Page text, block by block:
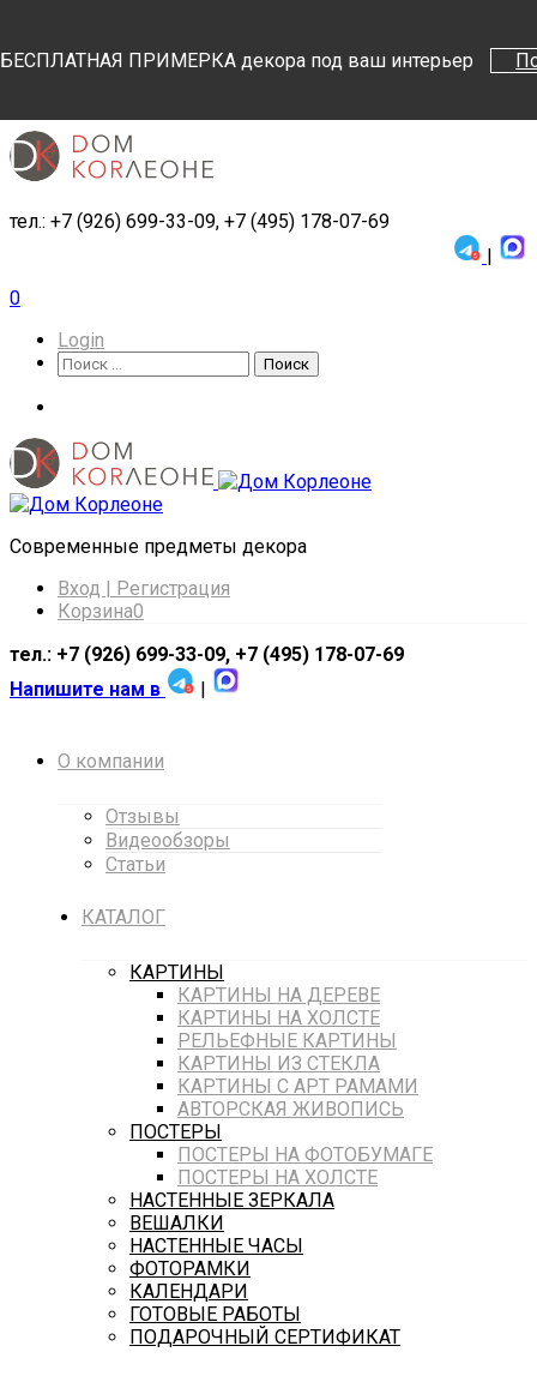
БЕСПЛАТНАЯ ПРИМЕРКА декора под ваш интерьер
тел.: +7 (926) 699-33-09, +7 (495) 178-07-69
|
0
Login
Поиск
Поиск
Cовременные предметы декора
Вход | Регистрация
Корзина0
тел.: +7 (926) 699-33-09, +7 (495) 178-07-69
Напишите нам в
|
О компании
Отзывы
Видеообзоры
Статьи
КАТАЛОГ
КАРТИНЫ
КАРТИНЫ НА ДЕРЕВЕ
КАРТИНЫ НА ХОЛСТЕ
РЕЛЬЕФНЫЕ КАРТИНЫ
КАРТИНЫ ИЗ СТЕКЛА
КАРТИНЫ С АРТ РАМАМИ
АВТОРСКАЯ ЖИВОПИСЬ
ПОСТЕРЫ
ПОСТЕРЫ НА ФОТОБУМАГЕ
ПОСТЕРЫ НА ХОЛСТЕ
НАСТЕННЫЕ ЗЕРКАЛА
ВЕШАЛКИ
НАСТЕННЫЕ ЧАСЫ
ФОТОРАМКИ
КАЛЕНДАРИ
ГОТОВЫЕ РАБОТЫ
ПОДАРОЧНЫЙ СЕРТИФИКАТ